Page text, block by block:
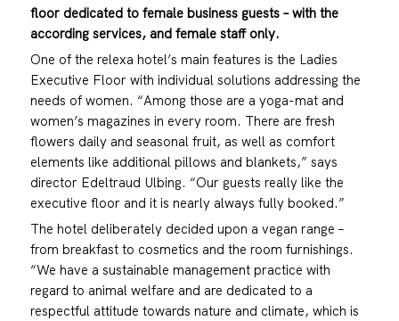
floor dedicated to female business guests – with the
according services, and female staff only.
One of the relexa hotel’s main features is the Ladies
Executive Floor with individual solutions addressing the
needs of women. “Among those are a yoga-mat and
women’s magazines in every room. There are fresh
flowers daily and seasonal fruit, as well as comfort
elements like additional pillows and blankets,” says
director Edeltraud Ulbing. “Our guests really like the
executive floor and it is nearly always fully booked.”
The hotel deliberately decided upon a vegan range –
from breakfast to cosmetics and the room furnishings.
“We have a sustainable management practice with
regard to animal welfare and are dedicated to a
respectful attitude towards nature and climate, which is